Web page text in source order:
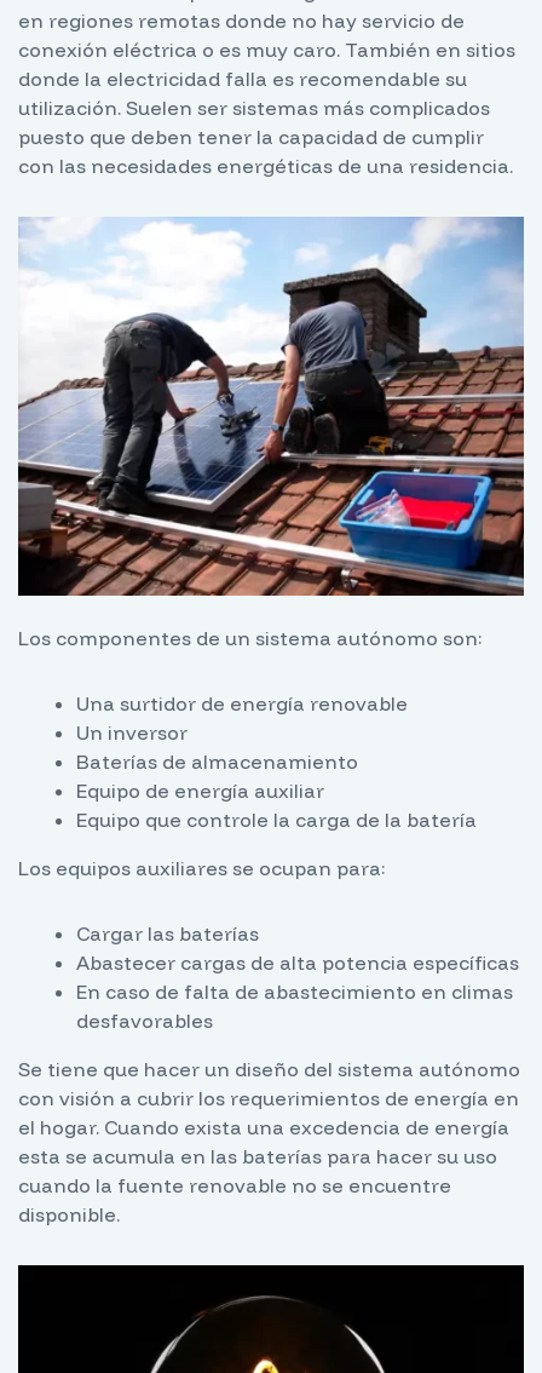
en regiones remotas donde no hay servicio de
conexión eléctrica o es muy caro. También en sitios
donde la electricidad falla es recomendable su
utilización. Suelen ser sistemas más complicados
puesto que deben tener la capacidad de cumplir
con las necesidades energéticas de una residencia.
Los componentes de un sistema autónomo son:
Una surtidor de energía renovable
Un inversor
Baterías de almacenamiento
Equipo de energía auxiliar
Equipo que controle la carga de la batería
Los equipos auxiliares se ocupan para:
Cargar las baterías
Abastecer cargas de alta potencia específicas
En caso de falta de abastecimiento en climas
desfavorables
Se tiene que hacer un diseño del sistema autónomo
con visión a cubrir los requerimientos de energía en
el hogar. Cuando exista una excedencia de energía
esta se acumula en las baterías para hacer su uso
cuando la fuente renovable no se encuentre
disponible.